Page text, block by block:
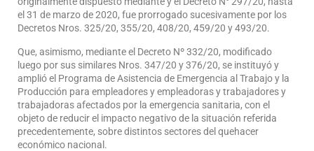
el 31 de marzo de 2020, fue prorrogado sucesivamente por los
Decretos Nros. 325/20, 355/20, 408/20, 459/20 y 493/20.
Que, asimismo, mediante el Decreto Nº 332/20, modificado
luego por sus similares Nros. 347/20 y 376/20, se instituyó y
amplió el Programa de Asistencia de Emergencia al Trabajo y la
Producción para empleadores y empleadoras y trabajadores y
trabajadoras afectados por la emergencia sanitaria, con el
objeto de reducir el impacto negativo de la situación referida
precedentemente, sobre distintos sectores del quehacer
económico nacional.